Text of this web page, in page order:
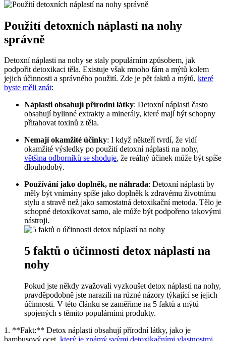
Použití detoxních náplastí na nohy
správně
Detoxní náplasti na nohy se staly populárním⁣ způsobem, jak
podpořit detoxikaci těla.⁢ Existuje​ však mnoho fám a mýtů kolem
jejich účinnosti a⁣ správného použití. Zde je pět⁤ faktů a ‌mýtů, které
byste měli znát:
Náplasti obsahují přírodní ⁣látky: Detoxní náplasti často
obsahují bylinné extrakty ‌a minerály, které mají ⁢být schopny⁣
přitahovat toxinů ​z těla.
Nemají okamžité​ účinky: I když někteří tvrdí, ​že vidí
okamžité⁢ výsledky po použití detoxní ⁢náplasti na nohy,
většina odborníků se shoduje, že reálný⁢ účinek může ⁢být spíše
dlouhodobý.
Používání jako doplněk, ne náhrada: Detoxní ⁣náplasti by
měly být vnímány spíše⁣ jako‍ doplněk ​k zdravému životnímu
stylu a stravě ​než ‍jako samostatná detoxikační metoda. Tělo je
schopné detoxikovat samo, ale‍ může být podpořeno takovými
nástroji.
5 faktů o ⁣účinnosti ‌detox náplastí‍ na
nohy
Pokud ⁤jste⁢ někdy ⁢zvažovali vyzkoušet detox náplasti na⁤ nohy,
pravděpodobně jste narazili na různé názory týkající se jejich⁣
účinnosti. V této článku se zaměříme na ⁣5 faktů a mýtů
spojených‍ s ‌těmito populárními produkty.
1.⁤ **Fakt:** Detox náplasti​ obsahují ⁤přírodní látky, ‌jako je